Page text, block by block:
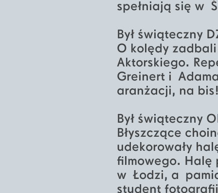
spełniają się w
Był świąteczny
O kolędy
Aktorskiego.
Greinert i
aranżacji, na
Był świąteczny
Błyszczące
udekorowały
filmowego. Halę
w Łodzi, a
student